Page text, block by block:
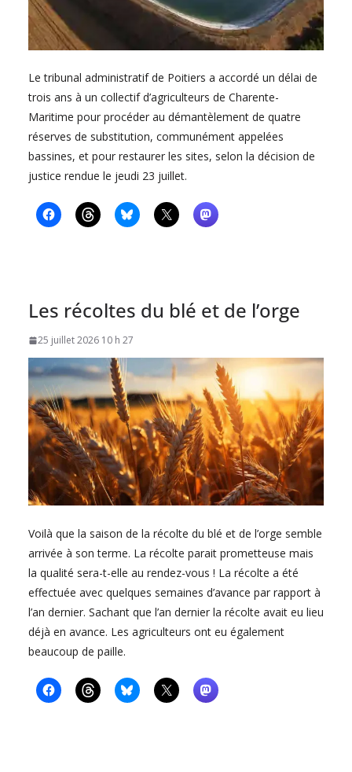
Le tribunal administratif de Poitiers a accordé un délai de
trois ans à un collectif d’agriculteurs de Charente-
Maritime pour procéder au démantèlement de quatre
réserves de substitution, communément appelées
bassines, et pour restaurer les sites, selon la décision de
justice rendue le jeudi 23 juillet.
Les récoltes du blé et de l’orge
25 juillet 2026 10 h 27
Voilà que la saison de la récolte du blé et de l’orge semble
arrivée à son terme. La récolte parait prometteuse mais
la qualité sera-t-elle au rendez-vous ! La récolte a été
effectuée avec quelques semaines d’avance par rapport à
l’an dernier. Sachant que l’an dernier la récolte avait eu lieu
déjà en avance. Les agriculteurs ont eu également
beaucoup de paille.